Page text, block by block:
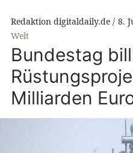
Redaktion digitaldaily.de 8.
Welt
Bundestag
Milliarden